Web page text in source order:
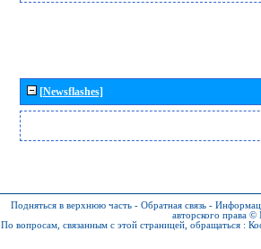
[Newsflashes]
Подняться в верхнюю часть - Обратная связь -
авторского права
По вопросам, связанным с этой страницей, обращаться :